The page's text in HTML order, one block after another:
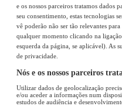
e os nossos parceiros tratamos dados
seu consentimento, estas tecnologias
vê poderão não ser tão relevantes
qualquer momento clicando na
esquerda da página, se aplicável). As
de privacidade.
Nós e os nossos parceiros
Utilizar dados de geolocalização
e/ou aceder a informações num
estudos de audiência e